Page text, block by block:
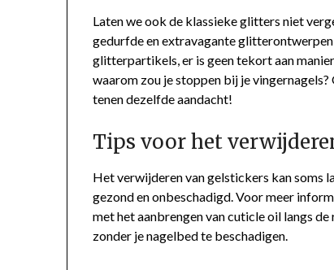
Laten we ook de klassieke glitters niet
gedurfde en extravagante
glitterpartikels, er is geen tekort aan
waarom zou je stoppen bij je
tenen dezelfde aandacht!
Tips voor het
Het verwijderen van gelstickers kan soms
gezond en onbeschadigd. Voor meer
met het aanbrengen van cuticle oil langs
zonder je nagelbed te beschadigen.